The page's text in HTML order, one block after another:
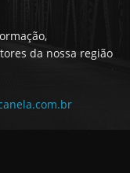
da nossa região